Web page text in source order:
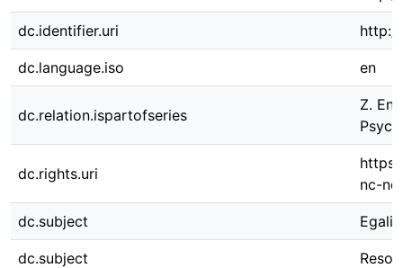
dc.identifier.uri http://
dc.language.iso en
dc.relation.ispartofseries
Z.
dc.rights.uri
nc-
dc.subject
dc.subject